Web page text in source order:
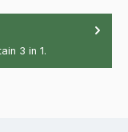
3 in 1.